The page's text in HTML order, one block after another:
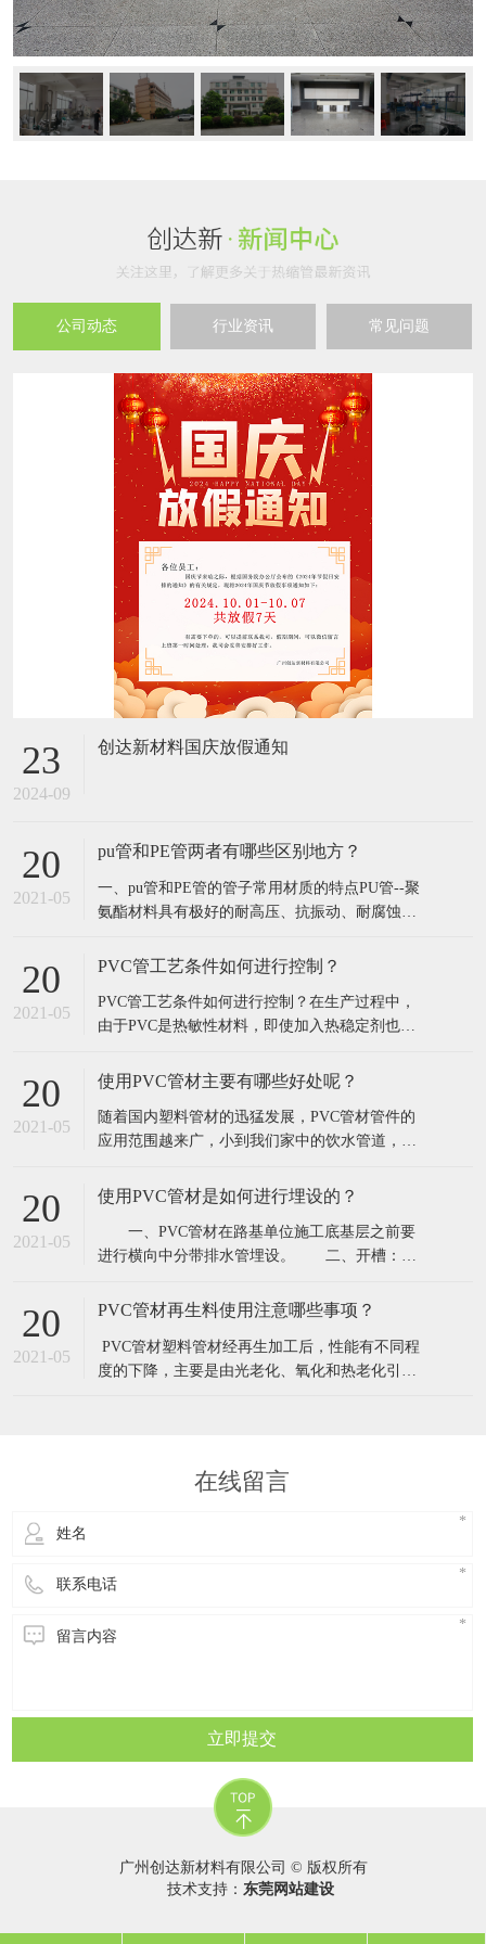
公司动态 行业资讯 常见问题
23
2024-09
创达新材料国庆放假通知
20
2021-05
pu管和PE管两者有哪些区别地方？
​一、pu管和PE管的管子常用材质的特点​PU管--聚
氨酯材料具有极好的耐高压、抗振动、耐腐蚀、
方便灵活，便于布管作业，内外径尺寸精度控制
优良的耐温隔热和优越的随意弯曲性能。PE管--
聚乙烯材料重量轻、韧性好、耐
20
2021-05
PVC管工艺条件如何进行控制？
​PVC管工艺条件如何进行控制？在生产过程中，
由于PVC是热敏性材料，即使加入热稳定剂也只
现分解，这就要求PVC的成型加工温度应严格控
近，往往因为温度控制不当造成分解现象。因
此，挤出温度应根据配方、挤出机特性、机
20
2021-05
使用PVC管材主要有哪些好处呢？
​随着国内塑料管材的迅猛发展，PVC管材管件的
应用范围越来广，小到我们家中的饮水管道，楼
被PVC管材管件替代。究其原因可以看出结论
PVC管材主要有哪些好处呢？​1.连接可靠。PVC管
材和PVC管件之间采用电热熔的方
20
2021-05
使用PVC管材是如何进行埋设的？
​ 一、PVC管材在路基单位施工底基层之前要
进行横向中分带排水管埋设。 二、开槽：
计桩号位置进行人工开槽.PE管槽宽要比管径略宽
侧距中线10公分,外侧伸到边坡,挖方段伸到边沟内
墙.槽的坡度要顺路的横向排
20
2021-05
PVC管材再生料使用注意哪些事项？
​ PVC管材塑料管材经再生加工后，性能有不同程
度的下降，主要是由光老化、氧化和热老化引起
使用、使用年限短的产品，回收料性能变化也不
大;而在室外使用，年限长、环境
在线留言
立即提交
广州创达新材料有限公司 © 版权所有
技术支持： 东莞网站建设